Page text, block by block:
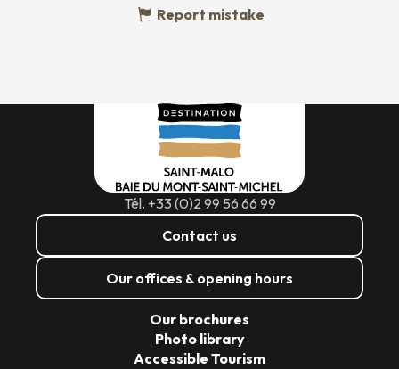
Report mistake
Tél. +33 (0)2 99 56 66 99
Contact us
Our offices & opening hours
Our brochures
Photo library
Accessible Tourism